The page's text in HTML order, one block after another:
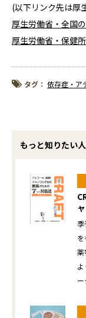
(以下リンク先は厚
厚生労働省・全国
厚生労働省・保健
タグ： 依存症・ア
もっと知りたい
薬